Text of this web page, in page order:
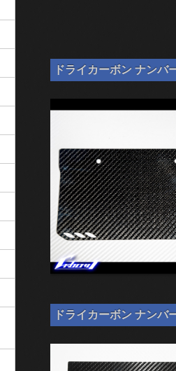
ドライカーボン ナン
ドライカーボン ナン